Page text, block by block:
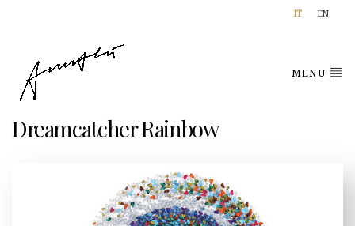
IT EN
MENU
Dreamcatcher Rainbow